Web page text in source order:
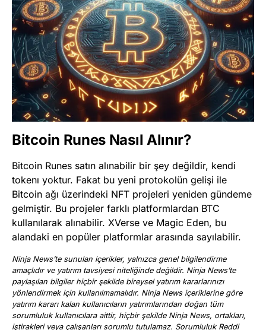
Bitcoin Runes Nasıl Alınır?
Bitcoin Runes satın alınabilir bir şey değildir, kendi
tokenı yoktur. Fakat bu yeni protokolün gelişi ile
Bitcoin ağı üzerindeki NFT projeleri yeniden gündeme
gelmiştir. Bu projeler farklı platformlardan BTC
kullanılarak alınabilir. XVerse ve Magic Eden, bu
alandaki en popüler platformlar arasında sayılabilir.
Ninja News’te sunulan içerikler, yalnızca genel bilgilendirme
amaçlıdır ve yatırım tavsiyesi niteliğinde değildir. Ninja News’te
paylaşılan bilgiler hiçbir şekilde bireysel yatırım kararlarınızı
yönlendirmek için kullanılmamalıdır. Ninja News içeriklerine göre
yatırım kararı kalan kullanıcıların yatırımlarından doğan tüm
sorumluluk kullanıcılara aittir, hiçbir şekilde Ninja News, ortakları,
iştirakleri veya çalışanları sorumlu tutulamaz. Sorumluluk Reddi